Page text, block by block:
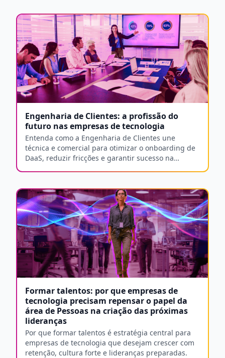
Engenharia de Clientes: a profissão do
futuro nas empresas de tecnologia
Entenda como a Engenharia de Clientes une
técnica e comercial para otimizar o onboarding de
DaaS, reduzir fricções e garantir sucesso na
Formar talentos: por que empresas de
tecnologia precisam repensar o papel da
área de Pessoas na criação das próximas
lideranças
Por que formar talentos é estratégia central para
empresas de tecnologia que desejam crescer com
retenção, cultura forte e lideranças preparadas.